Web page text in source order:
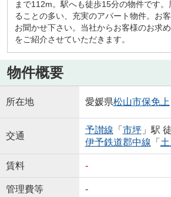
まで112m。駅へも徒歩15分の物件です
ることの多い、充実のアパート物件。お
お聞かせ下さい。当社からお客様のお求
をご紹介させていただきます。
物件概要
所在地 愛媛県松山市保免上
交通
予讃線 「 市坪」駅
伊予鉄道郡中線 「
賃料 -
管理費等 -